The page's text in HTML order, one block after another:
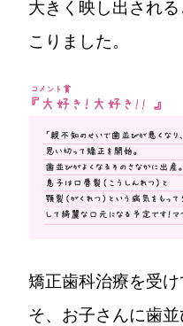
大きく映し出され
こりました。
矯正歯科治療を受
そ、お子さんに歯